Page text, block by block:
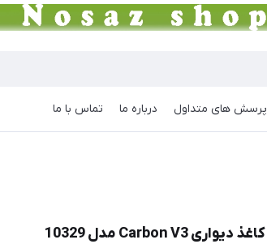
پرسش های متداول درباره ما تماس با ما
کاغذ دیواری Carbon V3 مدل 10329